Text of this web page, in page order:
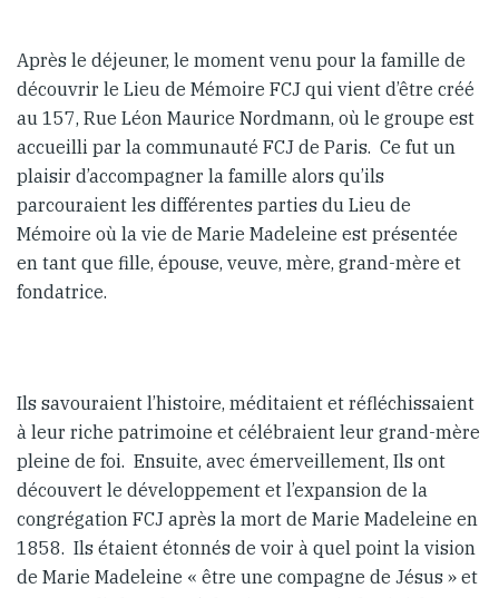
Après le déjeuner, le moment venu pour la famille de
découvrir le Lieu de Mémoire FCJ qui vient d’être créé
au 157, Rue Léon Maurice Nordmann, où le groupe est
accueilli par la communauté FCJ de Paris. Ce fut un
plaisir d’accompagner la famille alors qu’ils
parcouraient les différentes parties du Lieu de
Mémoire où la vie de Marie Madeleine est présentée
en tant que fille, épouse, veuve, mère, grand-mère et
fondatrice.
Ils savouraient l’histoire, méditaient et réfléchissaient
à leur riche patrimoine et célébraient leur grand-mère
pleine de foi. Ensuite, avec émerveillement, Ils ont
découvert le développement et l’expansion de la
congrégation FCJ après la mort de Marie Madeleine en
1858. Ils étaient étonnés de voir à quel point la vision
de Marie Madeleine « être une compagne de Jésus » et